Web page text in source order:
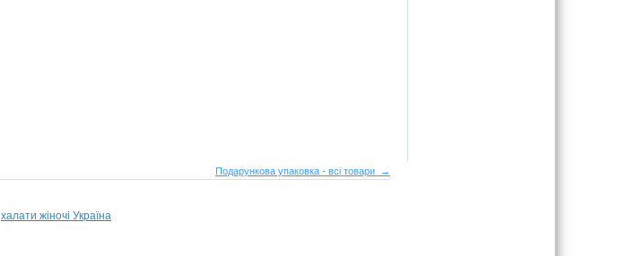
Подарункова упаковка - всі товари →
халати жіночі Україна